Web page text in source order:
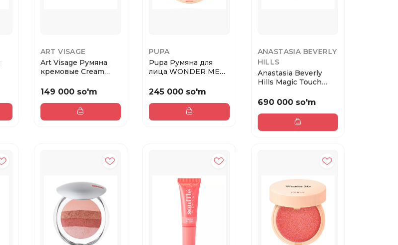
ART VISAGE
Art Visage Румяна
кремовые Сream
149 000 so'm
PUPA
Pupa Румяна для
лица WONDER ME
Первы...
245 000 so'm
ANASTASIA BEVERLY
HILLS
Anastasia Beverly
Hills Magic Touch
690 000 so'm